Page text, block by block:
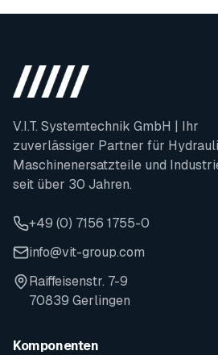
V.I.T. Systemtechnik GmbH | Ihr
zuverlässiger Partner für
Maschinenersatzteile und
seit über 30 Jahren.
+49 (0) 7156 1755-0
info@vit-group.com
Raiffeisenstr. 7-9
70839 Gerlingen
Komponenten